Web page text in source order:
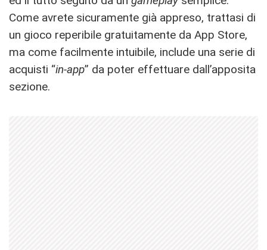
Come avrete sicuramente già appreso, trattasi di
un gioco reperibile gratuitamente da App Store,
ma come facilmente intuibile, include una serie di
acquisti “in-app” da poter effettuare dall’apposita
sezione.